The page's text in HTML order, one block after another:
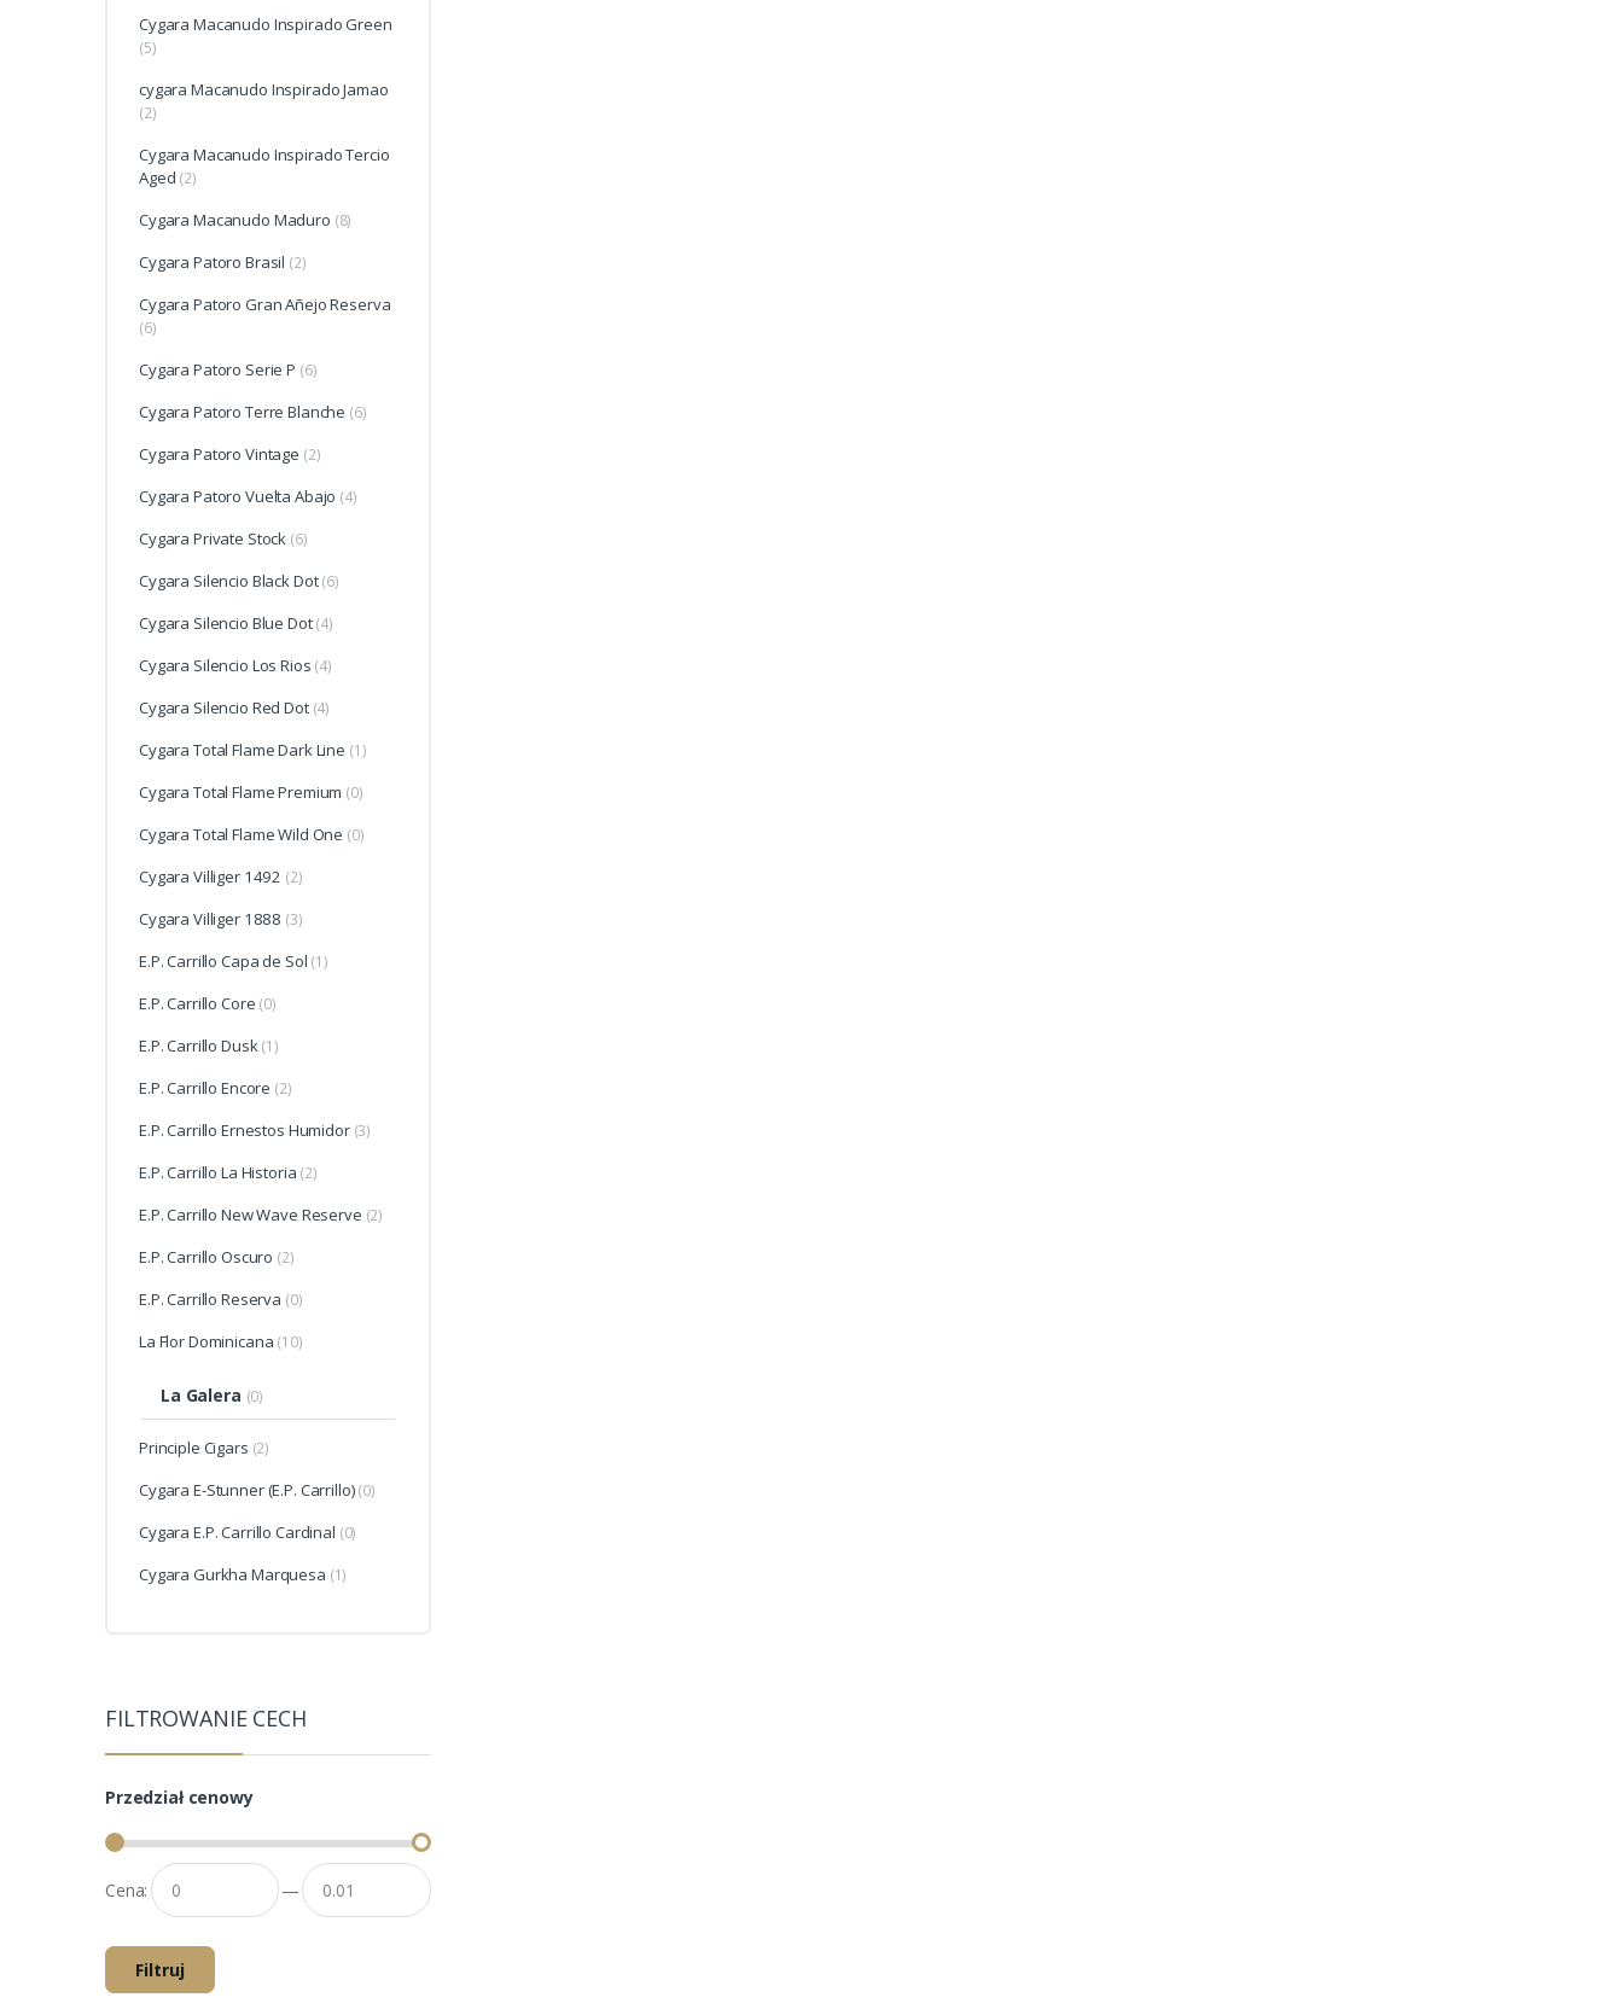
Cygara Macanudo Inspirado Green
(5)
cygara Macanudo Inspirado Jamao
(2)
Cygara Macanudo Inspirado Tercio
Aged (2)
Cygara Macanudo Maduro (8)
Cygara Patoro Brasil (2)
Cygara Patoro Gran Añejo Reserva
(6)
Cygara Patoro Serie P (6)
Cygara Patoro Terre Blanche (6)
Cygara Patoro Vintage (2)
Cygara Patoro Vuelta Abajo (4)
Cygara Private Stock (6)
Cygara Silencio Black Dot (6)
Cygara Silencio Blue Dot (4)
Cygara Silencio Los Rios (4)
Cygara Silencio Red Dot (4)
Cygara Total Flame Dark Line (1)
Cygara Total Flame Premium (0)
Cygara Total Flame Wild One (0)
Cygara Villiger 1492 (2)
Cygara Villiger 1888 (3)
E.P. Carrillo Capa de Sol (1)
E.P. Carrillo Core (0)
E.P. Carrillo Dusk (1)
E.P. Carrillo Encore (2)
E.P. Carrillo Ernestos Humidor (3)
E.P. Carrillo La Historia (2)
E.P. Carrillo New Wave Reserve (2)
E.P. Carrillo Oscuro (2)
E.P. Carrillo Reserva (0)
La Flor Dominicana (10)
La Galera (0)
Principle Cigars (2)
Cygara E-Stunner (E.P. Carrillo) (0)
Cygara E.P. Carrillo Cardinal (0)
Cygara Gurkha Marquesa (1)
FILTROWANIE CECH
Przedział cenowy
Cena: —
Filtruj